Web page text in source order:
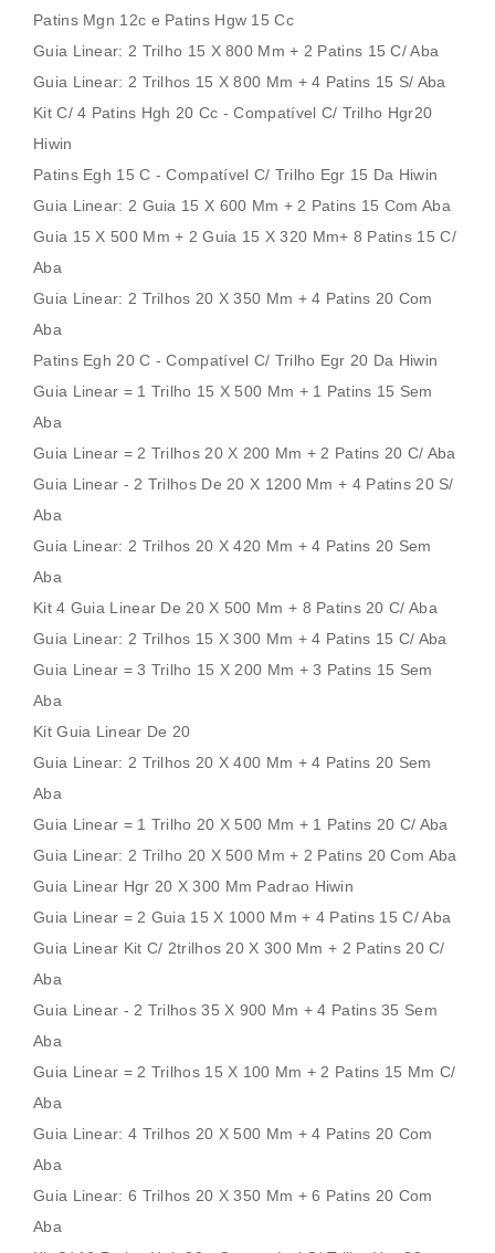
Patins Mgn 12c e Patins Hgw 15 Cc
Guia Linear: 2 Trilho 15 X 800 Mm + 2 Patins 15 C/ Aba
Guia Linear: 2 Trilhos 15 X 800 Mm + 4 Patins 15 S/ Aba
Kit C/ 4 Patins Hgh 20 Cc - Compatível C/ Trilho Hgr20
Hiwin
Patins Egh 15 C - Compatível C/ Trilho Egr 15 Da Hiwin
Guia Linear: 2 Guia 15 X 600 Mm + 2 Patins 15 Com Aba
Guia 15 X 500 Mm + 2 Guia 15 X 320 Mm+ 8 Patins 15 C/
Aba
Guia Linear: 2 Trilhos 20 X 350 Mm + 4 Patins 20 Com
Aba
Patins Egh 20 C - Compatível C/ Trilho Egr 20 Da Hiwin
Guia Linear = 1 Trilho 15 X 500 Mm + 1 Patins 15 Sem
Aba
Guia Linear = 2 Trilhos 20 X 200 Mm + 2 Patins 20 C/ Aba
Guia Linear - 2 Trilhos De 20 X 1200 Mm + 4 Patins 20 S/
Aba
Guia Linear: 2 Trilhos 20 X 420 Mm + 4 Patins 20 Sem
Aba
Kit 4 Guia Linear De 20 X 500 Mm + 8 Patins 20 C/ Aba
Guia Linear: 2 Trilhos 15 X 300 Mm + 4 Patins 15 C/ Aba
Guia Linear = 3 Trilho 15 X 200 Mm + 3 Patins 15 Sem
Aba
Kit Guia Linear De 20
Guia Linear: 2 Trilhos 20 X 400 Mm + 4 Patins 20 Sem
Aba
Guia Linear = 1 Trilho 20 X 500 Mm + 1 Patins 20 C/ Aba
Guia Linear: 2 Trilho 20 X 500 Mm + 2 Patins 20 Com Aba
Guia Linear Hgr 20 X 300 Mm Padrao Hiwin
Guia Linear = 2 Guia 15 X 1000 Mm + 4 Patins 15 C/ Aba
Guia Linear Kit C/ 2trilhos 20 X 300 Mm + 2 Patins 20 C/
Aba
Guia Linear - 2 Trilhos 35 X 900 Mm + 4 Patins 35 Sem
Aba
Guia Linear = 2 Trilhos 15 X 100 Mm + 2 Patins 15 Mm C/
Aba
Guia Linear: 4 Trilhos 20 X 500 Mm + 4 Patins 20 Com
Aba
Guia Linear: 6 Trilhos 20 X 350 Mm + 6 Patins 20 Com
Aba